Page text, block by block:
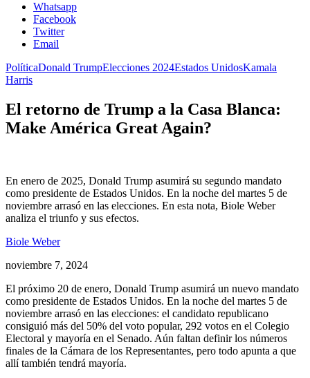
Whatsapp
Facebook
Twitter
Email
PolíticaDonald TrumpElecciones 2024Estados UnidosKamala
Harris
El retorno de Trump a la Casa Blanca:
Make América Great Again?
En enero de 2025, Donald Trump asumirá su segundo mandato
como presidente de Estados Unidos. En la noche del martes 5 de
noviembre arrasó en las elecciones. En esta nota, Biole Weber
analiza el triunfo y sus efectos.
Biole Weber
noviembre 7, 2024
El próximo 20 de enero, Donald Trump asumirá un nuevo mandato
como presidente de Estados Unidos. En la noche del martes 5 de
noviembre arrasó en las elecciones: el candidato republicano
consiguió más del 50% del voto popular, 292 votos en el Colegio
Electoral y mayoría en el Senado. Aún faltan definir los números
finales de la Cámara de los Representantes, pero todo apunta a que
allí también tendrá mayoría.